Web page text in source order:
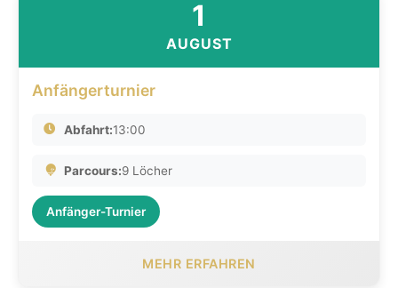
1
AUGUST
Anfängerturnier
Abfahrt:13:00
Parcours:9 Löcher
Anfänger-Turnier
MEHR ERFAHREN